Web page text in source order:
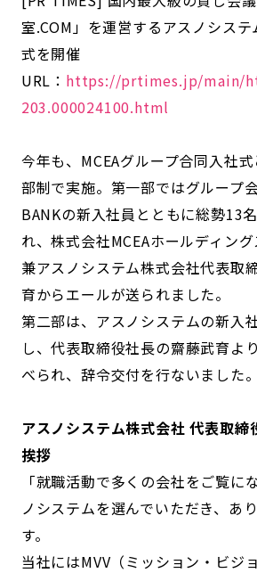
室.COM」を運営するアスノシス
式を開催
URL： https://prtimes.jp/main/
203.000024100.html
今年も、MCEAグループ合同入社
部制で実施。第一部ではグループ
BANKの新入社員とともに総勢13
れ、株式会社MCEAホールディン
兼アスノシステム株式会社代表取
育からエールが送られました。
第二部は、アスノシステムの新入
し、代表取締役社長の齋藤武育よ
べられ、辞令交付を行ないました。
アスノシステム株式会社 代表取締
挨拶
「就職活動で多くの会社をご覧に
ノシステムを選んでいただき、あ
す。
当社にはMVV（ミッション・ビジ